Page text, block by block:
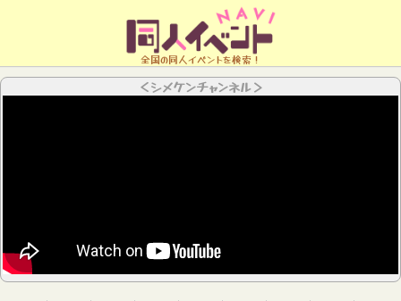
全国の同人イベントを検索！
＜シメケンチャンネル＞